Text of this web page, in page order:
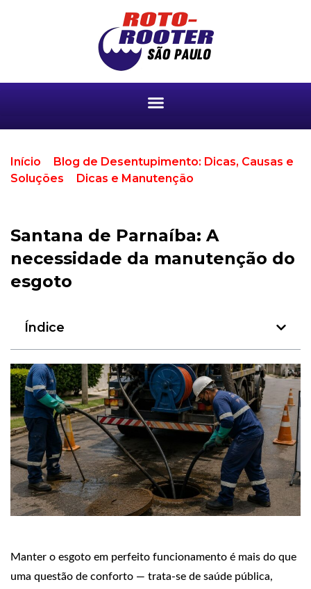
Início
Blog de Desentupimento: Dicas, Causas e
Soluções
Dicas e Manutenção
Santana de Parnaíba: A
necessidade da manutenção do
esgoto
Índice
Manter o esgoto em perfeito funcionamento é mais do que
uma questão de conforto — trata‑se de saúde pública,